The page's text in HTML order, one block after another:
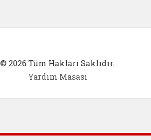
© 2026 Tüm Hakları Saklıdır.
Yardım Masası